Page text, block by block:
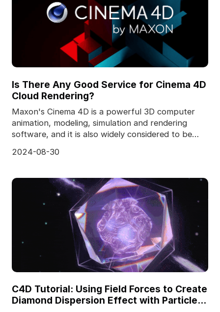
Is There Any Good Service for Cinema 4D
Cloud Rendering?
Maxon's Cinema 4D is a powerful 3D computer
animation, modeling, simulation and rendering
software, and it is also widely considered to be
2024-08-30
C4D Tutorial: Using Field Forces to Create
Diamond Dispersion Effect with Particle